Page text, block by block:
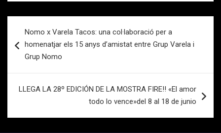
de
entradas
Nomo x Varela Tacos: una col·laboració per a
homenatjar els 15 anys d’amistat entre Grup Varela i
Grup Nomo
LLEGA LA 28º EDICIÓN DE LA MOSTRA FIRE!! «El amor
todo lo vence»del 8 al 18 de junio